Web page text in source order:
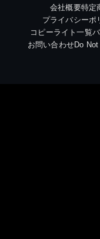
会社概要特定
プライバシーポ
コピーライト一覧
お問い合わせDo